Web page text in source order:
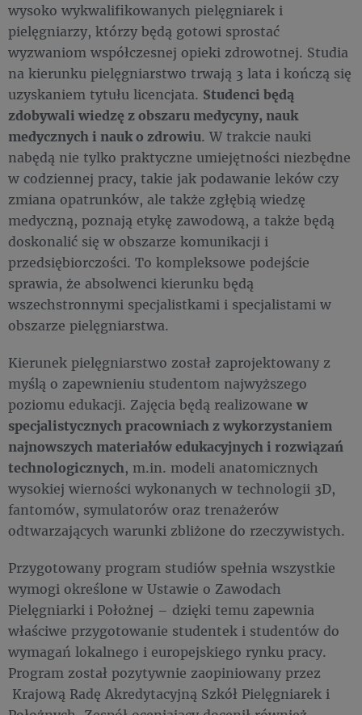
wysoko wykwalifikowanych pielęgniarek i
pielęgniarzy, którzy będą gotowi sprostać
wyzwaniom współczesnej opieki zdrowotnej. Studia
na kierunku pielęgniarstwo trwają 3 lata i kończą się
uzyskaniem tytułu licencjata. Studenci będą
zdobywali wiedzę z obszaru medycyny, nauk
medycznych i nauk o zdrowiu. W trakcie nauki
nabędą nie tylko praktyczne umiejętności niezbędne
w codziennej pracy, takie jak podawanie leków czy
zmiana opatrunków, ale także zgłębią wiedzę
medyczną, poznają etykę zawodową, a także będą
doskonalić się w obszarze komunikacji i
przedsiębiorczości. To kompleksowe podejście
sprawia, że absolwenci kierunku będą
wszechstronnymi specjalistkami i specjalistami w
obszarze pielęgniarstwa.
Kierunek pielęgniarstwo został zaprojektowany z
myślą o zapewnieniu studentom najwyższego
poziomu edukacji. Zajęcia będą realizowane w
specjalistycznych pracowniach z wykorzystaniem
najnowszych materiałów edukacyjnych i rozwiązań
technologicznych, m.in. modeli anatomicznych
wysokiej wierności wykonanych w technologii 3D,
fantomów, symulatorów oraz trenażerów
odtwarzających warunki zbliżone do rzeczywistych.
Przygotowany program studiów spełnia wszystkie
wymogi określone w Ustawie o Zawodach
Pielęgniarki i Położnej – dzięki temu zapewnia
właściwe przygotowanie studentek i studentów do
wymagań lokalnego i europejskiego rynku pracy.
Program został pozytywnie zaopiniowany przez
Krajową Radę Akredytacyjną Szkół Pielęgniarek i